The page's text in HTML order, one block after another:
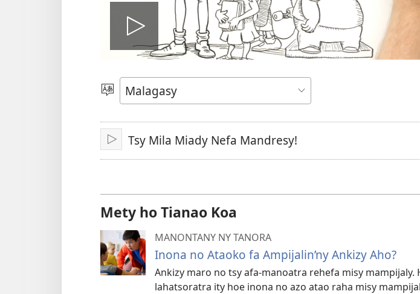
Handefa
video
Hifidy
Fiteny
Handefa
Tsy Mila Miady Nefa Mandresy!
Mety ho Tianao Koa
MANONTANY NY TANORA
Inona no Ataoko fa Ampijalin’ny Ankizy Aho?
Ankizy maro no tsy afa-manoatra rehefa misy mampijaly.
lahatsoratra ity hoe inona no azo atao raha misy